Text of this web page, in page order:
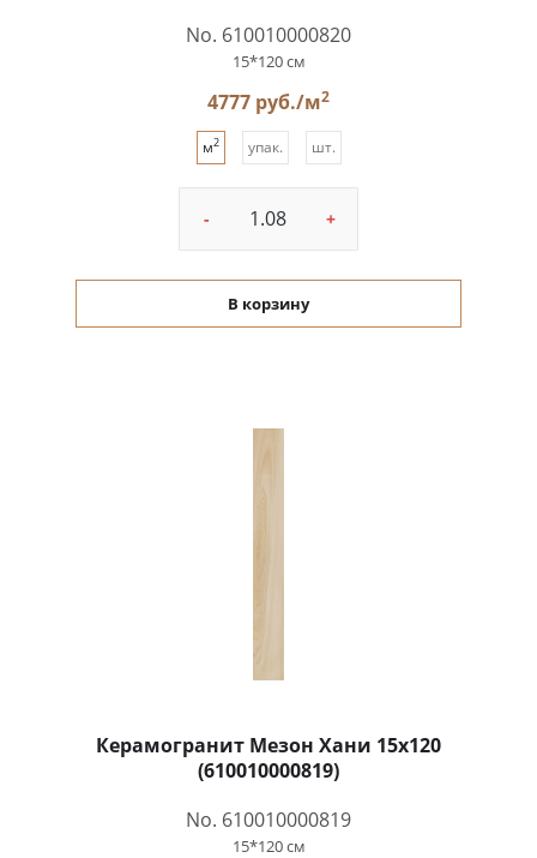
No. 610010000820
15*120 см
4777 руб./м2
м2 упак. шт.
- +
В корзину
Керамогранит Мезон Хани 15x120
(610010000819)
No. 610010000819
15*120 см